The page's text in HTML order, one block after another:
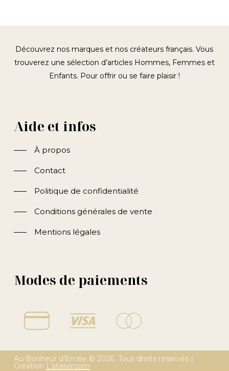
Découvrez nos marques et nos créateurs français. Vous
trouverez une sélection d’articles Hommes, Femmes et
Enfants. Pour offrir ou se faire plaisir !
Aide et infos
À propos
Contact
Politique de confidentialité
Conditions générales de vente
Mentions légales
Modes de paiements
Au Bonheur d’Emilie © 2026. Tous droits réservés｜
Création L’ateliercom